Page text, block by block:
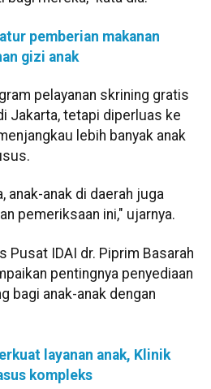
pemberian makanan
gizi anak
pelayanan skrining gratis
Jakarta, tetapi diperluas ke
lebih banyak anak
anak-anak di daerah juga
pemeriksaan ini," ujarnya.
Pusat IDAI dr. Piprim Basarah
pentingnya penyediaan
bagi anak-anak dengan
layanan anak, Klinik
kompleks